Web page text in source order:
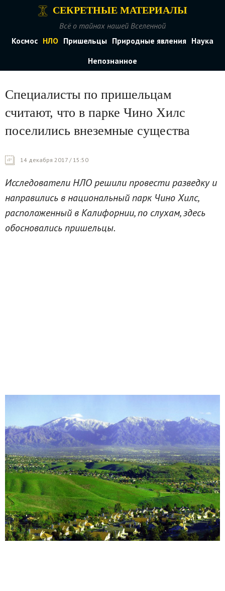
СЕКРЕТНЫЕ МАТЕРИАЛЫ
Всё о тайнах нашей Вселенной
Космос НЛО Пришельцы Природные явления Наука
Непознанное
Специалисты по пришельцам
считают, что в парке Чино Хилс
поселились внеземные существа
14 декабря 2017 / 15:50
Исследователи НЛО решили провести разведку и
направились в национальный парк Чино Хилс,
расположенный в Калифорнии, по слухам, здесь
обосновались пришельцы.